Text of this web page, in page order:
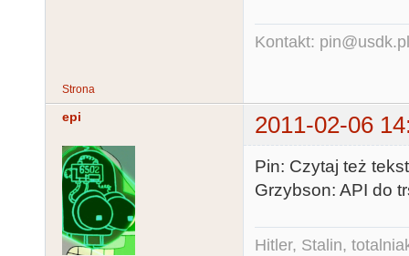
Kontakt: pin@usdk.pl
Strona
epi 2011-02-06
Pin: Czytaj też
Grzybson: API do
Hitler, Stalin,